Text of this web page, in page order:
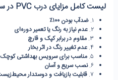
لیست کامل مزایای درب در
۱. ضدآب بودن ۱۰۰٪
۲. عدم نیاز به رنگ یا تعمیر دوره‌ای
۳. مقاوم در برابر کپک و قارچ
۴. عدم تغییر رنگ در اثر بخار
۵. مناسب برای سرویس بهداشتی کوچک
۶. نصب سریع و آسان
۷. قابلیت بازیافت و دوستدار